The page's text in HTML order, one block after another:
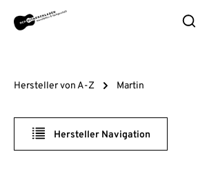
Zum Hauptinhalt springen
Hersteller von A-Z Martin
Hersteller Navigation